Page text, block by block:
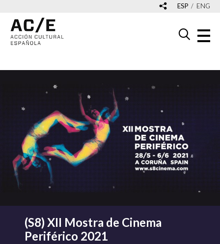
ESP ENG
(S8) XII Mostra de Cinema
Periférico 2021